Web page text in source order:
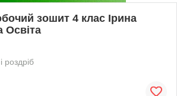
зошит 4 клас Ірина
Освіта
роздріб